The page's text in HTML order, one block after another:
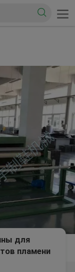
для
пламени